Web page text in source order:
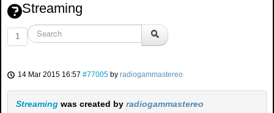
Streaming
1
14 Mar 2015 16:57 #77005 by radiogammastereo
Streaming was created by radiogammastereo